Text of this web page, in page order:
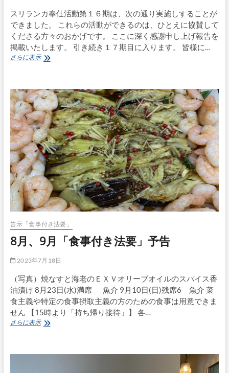
スリランカ奉仕活動第１６期は、次の通り実施しすることが
できました。 これらの活動ができるのは、ひとえに協賛して
くださる方々のおかげです。 ここに深く感謝申し上げ報告を
掲載いたします。 引き続き１７期目に入ります。 皆様に…
さらに表示ス
カ
奉
仕
活
動
１
６
期
の
ま
と
め
告示「食事付き法要」
8月、9月「食事付き法要」予告
2023年7月18日
（写真）焼なすと海老のＥＸＶオリーブオイルのスパイス香
油漬け 8月23日(水)満席 魚介 9月10日(日)残席6 魚介 菜
食主義や特定の食事摂取主義の方のための食事は用意できま
せん 【15時より「持ち帰り接待」】 各…
さらに表示8